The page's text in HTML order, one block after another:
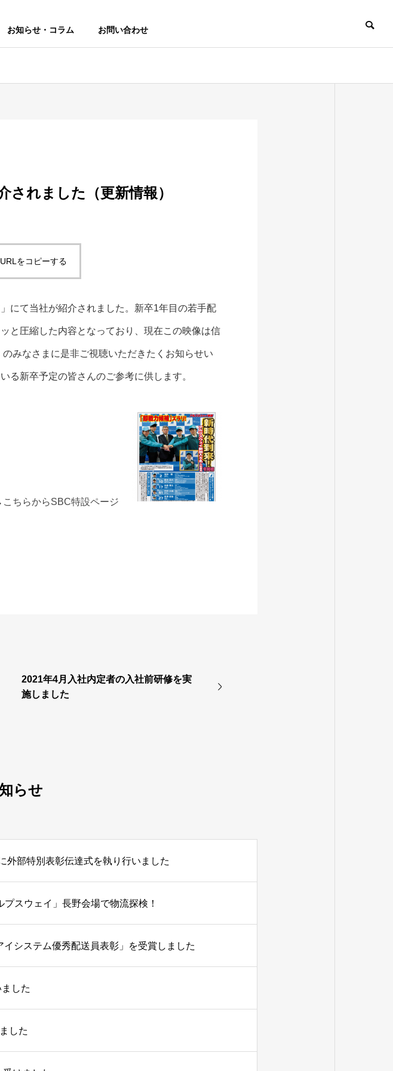
お知らせ・コラム お問い合わせ
れました（更新情報）
をコピーする
にて当社が紹介されました。新卒1年目の若手配
と圧縮した内容となっており、現在この映像は信
みなさまに是非ご視聴いただきたくお知らせい
る新卒予定の皆さんのご参考に供します。
こちらからSBC特設ページ
2021年4月入社内定者の入社前研修を実
施しました
らせ
外部特別表彰伝達式を執り行いました
プスウェイ」長野会場で物流探検！
システム優秀配送員表彰」を受賞しました
した
した